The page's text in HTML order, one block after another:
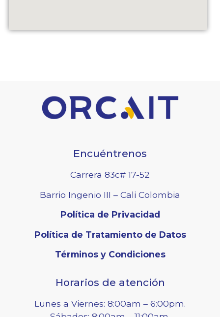
Encuéntrenos
Carrera 83c# 17-52
Barrio Ingenio III – Cali Colombia
Política de Privacidad
Política de Tratamiento de Datos
Términos y Condiciones
Horarios de atención
Lunes a Viernes: 8:00am – 6:00pm.